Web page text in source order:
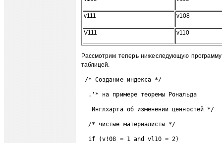
v111 v108
V111 v110
Рассмотрим теперь нижеследующую
таблицей.
/* Создание индекса */
  .'* на примере теоремы Рональда
   Инглхарта об изменении ценностей */
  /* чистые материалисты */
  if (v!08 = 1 and vl10 = 2)